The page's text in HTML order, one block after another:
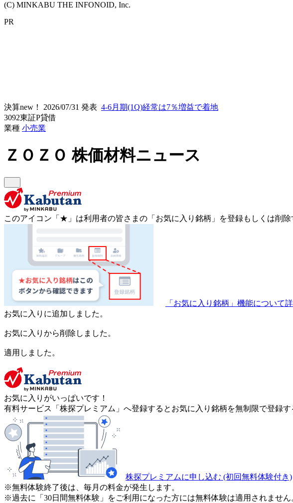
(C) MINKABU THE INFONOID, Inc.
PR
決算new！ 2026/07/31 発表 4-6月期(1Q)経常は7％増益で着地
3092東証P貸借
業種 小売業
ＺＯＺＯ株価材料ニュース
このアイコン 「★」 は利用者の皆さまの 「お気に入り銘柄」を登録もしくは削除
「お気に入り銘柄」機能について
お気に入りに追加しました。
お気に入りから削除しました。
適用しました。
お気に入りがいっぱいです！
有料サービス「株探プレミアム」へ登録するとお気に入り銘柄を無制限で登録
株探プレミアムに申し込む (初回無料体験付き)
※無料体験終了後は、毎月の料金が発生します。
※過去に「30日間無料体験」をご利用になった方には無料体験は適用されません